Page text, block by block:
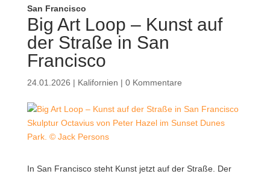
San Francisco
Big Art Loop – Kunst auf
der Straße in San
Francisco
24.01.2026 | Kalifornien | 0 Kommentare
Skulptur Octavius von Peter Hazel im Sunset Dunes
Park. © Jack Persons
In San Francisco steht Kunst jetzt auf der Straße. Der